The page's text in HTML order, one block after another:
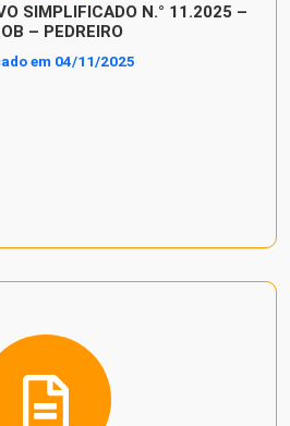
SIMPLIFICADO N.° 11.2025 –
– PEDREIRO
em 04/11/2025